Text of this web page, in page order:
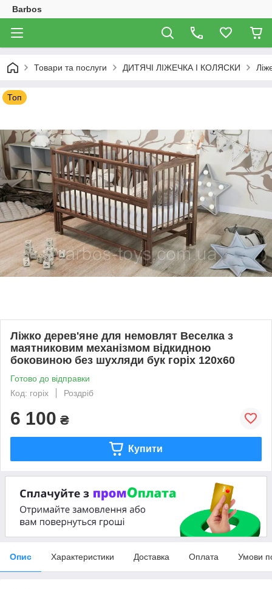
Barbos
Товари та послуги ДИТЯЧІ ЛІЖЕЧКА І КОЛЯСКИ
Топ
Ліжко дерев'яне для немовлят Веселка з
маятниковим механізмом відкидною
боковиною без шухляди бук горіх 120х60
Готово до відправки
Код: горіх
Роздріб
6 100 ₴
Купити
Опис Характеристики Доставка Оплата Умови